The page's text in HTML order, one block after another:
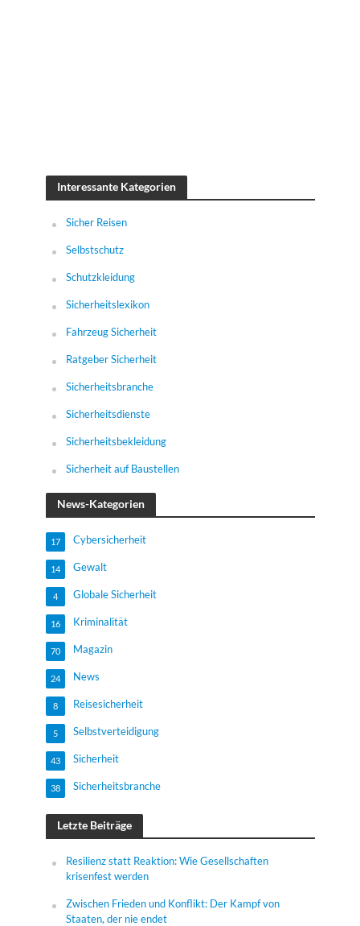
Interessante Kategorien
Sicher Reisen
Selbstschutz
Schutzkleidung
Sicherheitslexikon
Fahrzeug Sicherheit
Ratgeber Sicherheit
Sicherheitsbranche
Sicherheitsdienste
Sicherheitsbekleidung
Sicherheit auf Baustellen
News-Kategorien
Cybersicherheit
17
Gewalt
14
Globale Sicherheit
4
Kriminalität
16
Magazin
70
News
24
Reisesicherheit
8
Selbstverteidigung
5
Sicherheit
43
Sicherheitsbranche
38
Letzte Beiträge
Resilienz statt Reaktion: Wie Gesellschaften
krisenfest werden
Zwischen Frieden und Konflikt: Der Kampf von
Staaten, der nie endet